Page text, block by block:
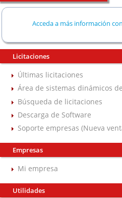
Acceda a más información
Licitaciones
Últimas licitaciones
Área de sistemas dinámicos
Búsqueda de licitaciones
Descarga de Software
Soporte empresas (Nueva
Empresas
Mi empresa
Utilidades